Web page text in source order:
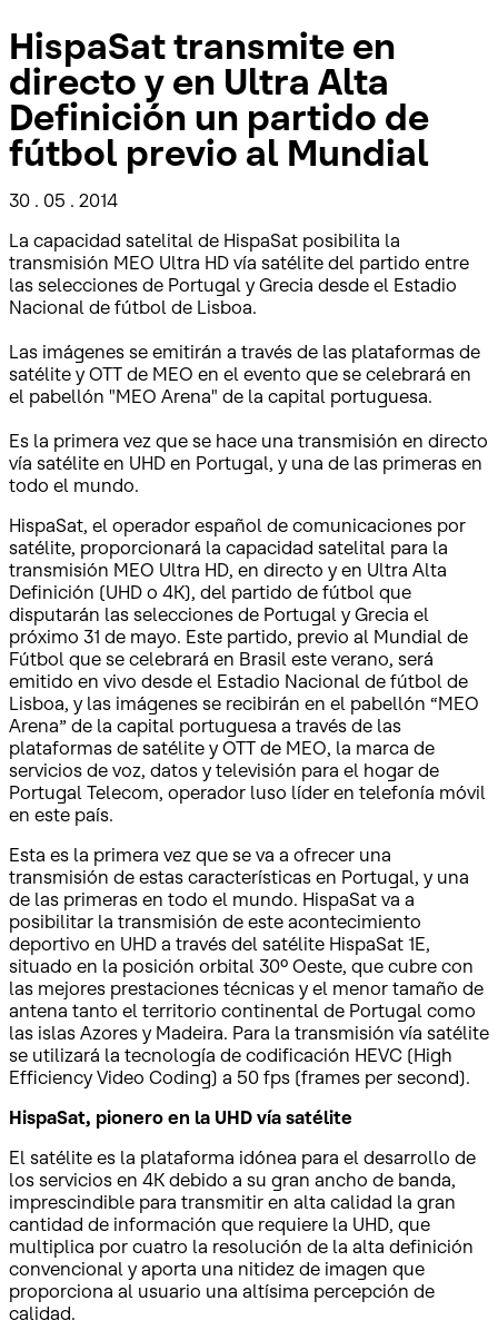
HispaSat transmite en
directo y en Ultra Alta
Definición un partido de
fútbol previo al Mundial
30 . 05 . 2014
La capacidad satelital de HispaSat posibilita la
transmisión MEO Ultra HD vía satélite del partido entre
las selecciones de Portugal y Grecia desde el Estadio
Nacional de fútbol de Lisboa.
Las imágenes se emitirán a través de las plataformas de
satélite y OTT de MEO en el evento que se celebrará en
el pabellón "MEO Arena" de la capital portuguesa.
Es la primera vez que se hace una transmisión en directo
vía satélite en UHD en Portugal, y una de las primeras en
todo el mundo.
HispaSat, el operador español de comunicaciones por
satélite, proporcionará la capacidad satelital para la
transmisión MEO Ultra HD, en directo y en Ultra Alta
Definición (UHD o 4K), del partido de fútbol que
disputarán las selecciones de Portugal y Grecia el
próximo 31 de mayo. Este partido, previo al Mundial de
Fútbol que se celebrará en Brasil este verano, será
emitido en vivo desde el Estadio Nacional de fútbol de
Lisboa, y las imágenes se recibirán en el pabellón “MEO
Arena” de la capital portuguesa a través de las
plataformas de satélite y OTT de MEO, la marca de
servicios de voz, datos y televisión para el hogar de
Portugal Telecom, operador luso líder en telefonía móvil
en este país.
Esta es la primera vez que se va a ofrecer una
transmisión de estas características en Portugal, y una
de las primeras en todo el mundo. HispaSat va a
posibilitar la transmisión de este acontecimiento
deportivo en UHD a través del satélite HispaSat 1E,
situado en la posición orbital 30º Oeste, que cubre con
las mejores prestaciones técnicas y el menor tamaño de
antena tanto el territorio continental de Portugal como
las islas Azores y Madeira. Para la transmisión vía satélite
se utilizará la tecnología de codificación HEVC (High
Efficiency Video Coding) a 50 fps (frames per second).
HispaSat, pionero en la UHD vía satélite
El satélite es la plataforma idónea para el desarrollo de
los servicios en 4K debido a su gran ancho de banda,
imprescindible para transmitir en alta calidad la gran
cantidad de información que requiere la UHD, que
multiplica por cuatro la resolución de la alta definición
convencional y aporta una nitidez de imagen que
proporciona al usuario una altísima percepción de
calidad.